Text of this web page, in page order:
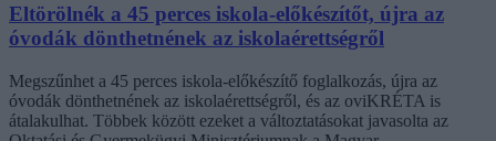
Eltörölnék a 45 perces iskola-előkészítőt, újra az
óvodák dönthetnének az iskolaérettségről
Megszűnhet a 45 perces iskola-előkészítő foglalkozás, újra az
óvodák dönthetnének az iskolaérettségről, és az oviKRÉTA is
átalakulhat. Többek között ezeket a változtatásokat javasolta az